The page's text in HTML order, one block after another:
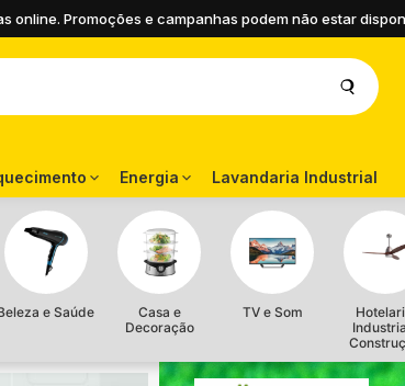
online. Promoções e campanhas podem não estar
Energia Lavandaria Industrial
e Saúde
Casa e
Decoração
TV e Som